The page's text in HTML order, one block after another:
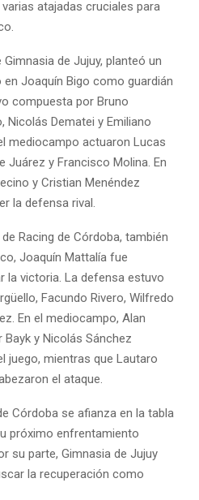
atajadas cruciales para
de Jujuy, planteó un
Joaquín Bigo como guardián
compuesta por Bruno
Nicolás Dematei y Emiliano
mediocampo actuaron Lucas
Juárez y Francisco Molina. En
y Cristian Menéndez
la defensa rival.
Racing de Córdoba, también
Joaquín Mattalía fue
la victoria. La defensa estuvo
Facundo Rivero, Wilfredo
En el mediocampo, Alan
Bayk y Nicolás Sánchez
juego, mientras que Lautaro
el ataque.
Córdoba se afianza en la tabla
próximo enfrentamiento
su parte, Gimnasia de Jujuy
la recuperación como